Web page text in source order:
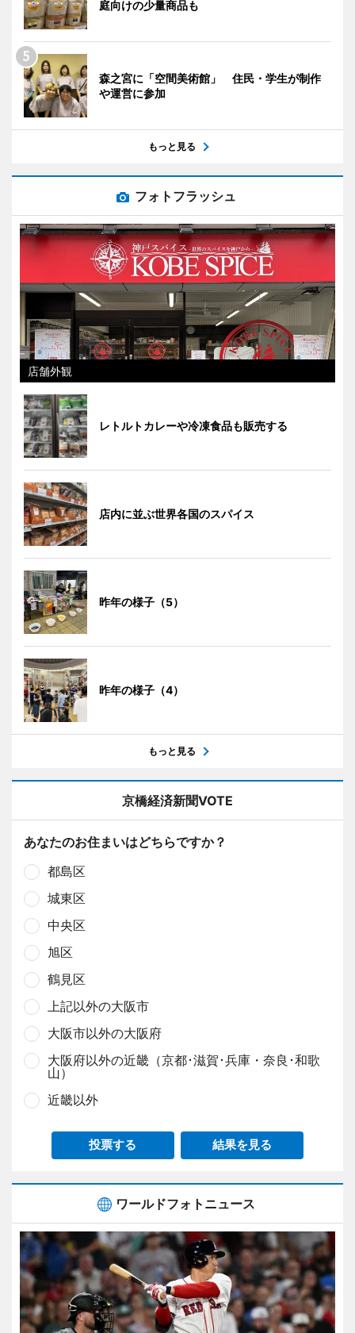
庭向けの少量商品も
森之宮に「空間美術館」 住民・学生が制作
や運営に参加
もっと見る
フォトフラッシュ
店舗外観
レトルトカレーや冷凍食品も販売する
店内に並ぶ世界各国のスパイス
昨年の様子（5）
昨年の様子（4）
もっと見る
京橋経済新聞VOTE
あなたのお住まいはどちらですか？
都島区
城東区
中央区
旭区
鶴見区
上記以外の大阪市
大阪市以外の大阪府
大阪府以外の近畿（京都･滋賀･兵庫・奈良･和歌
山）
近畿以外
投票する 結果を見る
ワールドフォトニュース